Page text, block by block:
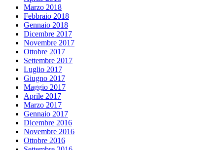
Marzo 2018
Febbraio 2018
Gennaio 2018
Dicembre 2017
Novembre 2017
Ottobre 2017
Settembre 2017
Luglio 2017
Giugno 2017
Maggio 2017
Aprile 2017
Marzo 2017
Gennaio 2017
Dicembre 2016
Novembre 2016
Ottobre 2016